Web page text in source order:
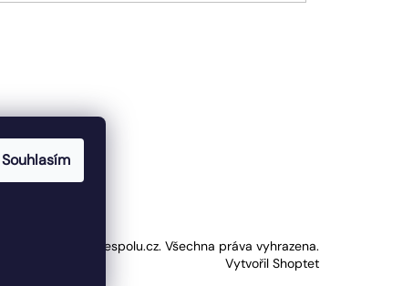
Souhlasím
2024 Jsmespolu.cz. Všechna práva vyhrazena.
Vytvořil Shoptet